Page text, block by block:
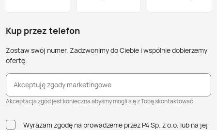
Kup przez telefon
Zostaw swój numer. Zadzwonimy do Ciebie i wspólnie dobierzemy
ofertę.
Akceptuję zgody marketingowe
Akceptacja zgód jest konieczna abyśmy mogli się z Tobą skontaktować.
Wyrażam zgodę na prowadzenie przez P4 Sp. z o.o. lub na jej